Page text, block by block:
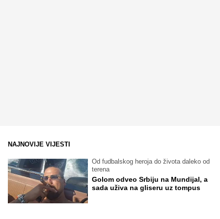
NAJNOVIJE VIJESTI
Od fudbalskog heroja do života daleko od
terena
Golom odveo Srbiju na Mundijal, a
sada uživa na gliseru uz tompus